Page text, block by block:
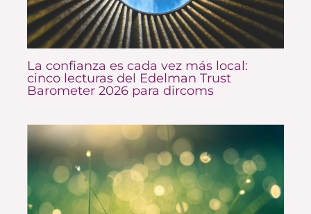
La confianza es cada vez más local:
cinco lecturas del Edelman Trust
Barometer 2026 para dircoms